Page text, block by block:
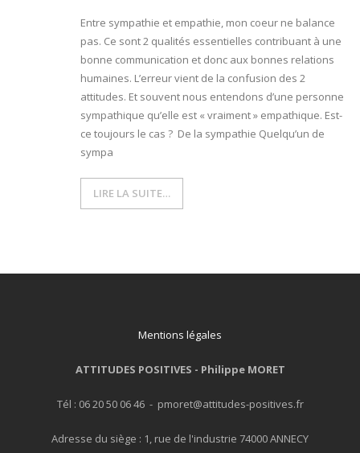
- Ennéagramme
- Triangle de Karpman
- L'intelligence émotionnelle
COACHING et CONSULTING
Entre sympathie et empathie, mon coeur ne balance
pas. Ce sont 2 qualités essentielles contribuant à une
bonne communication et donc aux bonnes relations
humaines. L’erreur vient de la confusion des 2
attitudes. Et souvent nous entendons d’une personne
sympathique qu’elle est « vraiment » empathique. Est-
ce toujours le cas ? De la sympathie Quelqu’un de
sympa
LIRE LA SUITE…
Mentions légales
ATTITUDES POSITIVES - Philippe MORET
Tél : 06 20 50 06 46 - pmoret@attitudes-positives.fr
Adresse du siège : 1, rue de l'industrie 74000 ANNECY